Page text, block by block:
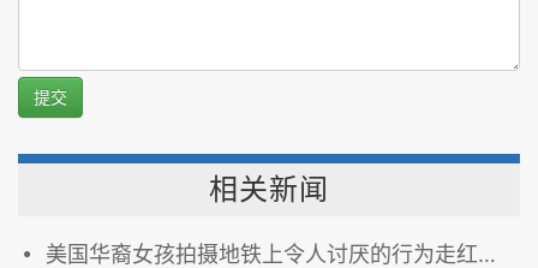
提交
相关新闻
美国华裔女孩拍摄地铁上令人讨厌的行为走红网络